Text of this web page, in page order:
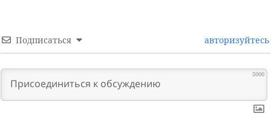
Подписаться авторизуйтесь
5000